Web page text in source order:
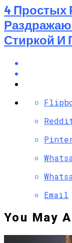
4 Простых
Стиркой И
Email
You May